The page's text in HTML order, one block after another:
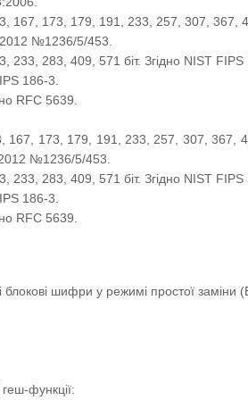
167, 173, 179, 191, 233, 257, 307, 367,
№1236/5/453.
233, 283, 409, 571 біт. Згідно NIST FIPS
186-3.
RFC 5639.
167, 173, 179, 191, 233, 257, 307, 367,
№1236/5/453.
233, 283, 409, 571 біт. Згідно NIST FIPS
186-3.
RFC 5639.
шифри у режимі простої заміни
функції: